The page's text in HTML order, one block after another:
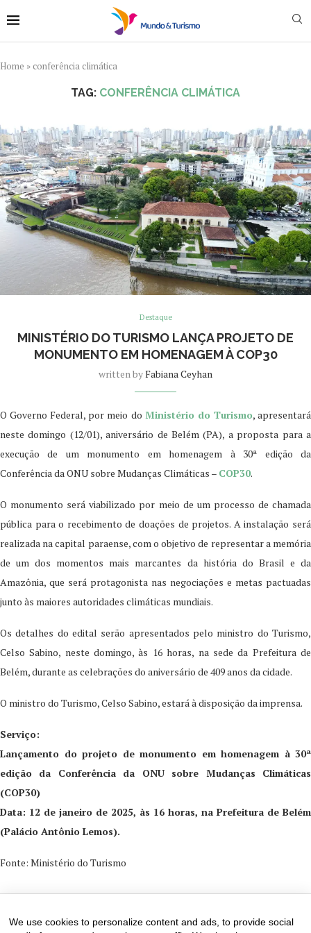
Home » conferência climática
TAG: CONFERÊNCIA CLIMÁTICA
Destaque
MINISTÉRIO DO TURISMO LANÇA PROJETO DE
MONUMENTO EM HOMENAGEM À COP30
written byFabiana Ceyhan
O Governo Federal, por meio do Ministério do Turismo, apresentará
neste domingo (12/01), aniversário de Belém (PA), a proposta para a
execução de um monumento em homenagem à 30ª edição da
Conferência da ONU sobre Mudanças Climáticas – COP30.
O monumento será viabilizado por meio de um processo de chamada
pública para o recebimento de doações de projetos. A instalação será
realizada na capital paraense, com o objetivo de representar a memória
de um dos momentos mais marcantes da história do Brasil e da
Amazônia, que será protagonista nas negociações e metas pactuadas
junto às maiores autoridades climáticas mundiais.
Os detalhes do edital serão apresentados pelo ministro do Turismo,
Celso Sabino, neste domingo, às 16 horas, na sede da Prefeitura de
Belém, durante as celebrações do aniversário de 409 anos da cidade.
O ministro do Turismo, Celso Sabino, estará à disposição da imprensa.
Serviço:
Lançamento do projeto de monumento em homenagem à 30ª
edição da Conferência da ONU sobre Mudanças Climáticas
(COP30)
Data: 12 de janeiro de 2025, às 16 horas, na Prefeitura de Belém
(Palácio Antônio Lemos).
Fonte: Ministério do Turismo
We use cookies to personalize content and ads, to provide social